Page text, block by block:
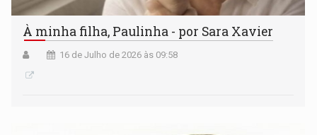
À minha filha, Paulinha - por Sara Xavier
16 de Julho de 2026 às 09:58